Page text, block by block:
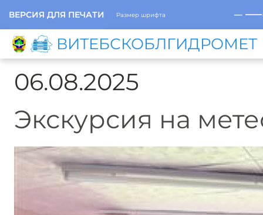
ВЕРСИЯ ДЛЯ ПЕЧАТИ Размер шрифта ─
ВИТЕБСКОБЛГИДРОМЕТ
06.08.2025
Экскурсия на